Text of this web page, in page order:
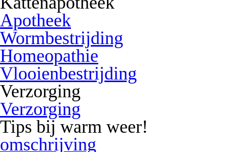
Apotheek
Wormbestrijding
Homeopathie
Vlooienbestrijding
Verzorging
Verzorging
Tips bij warm weer!
omschrijving